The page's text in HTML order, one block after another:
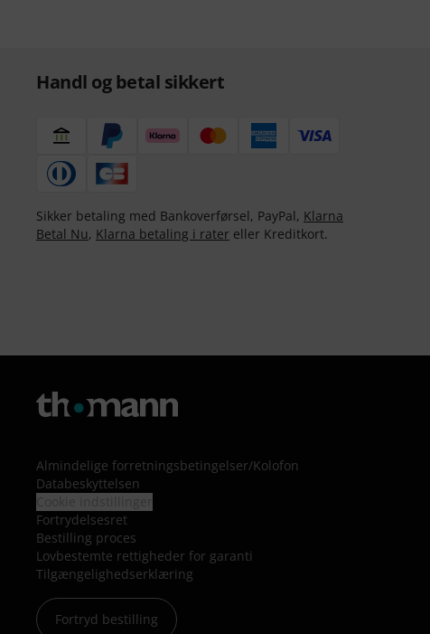
Handl og betal sikkert
Sikker betaling med Bankoverførsel, PayPal, Klarna
Betal Nu, Klarna betaling i rater eller Kreditkort.
Almindelige forretningsbetingelser/Kolofon
Databeskyttelsen
Fortrydelsesret
Bestilling proces
Lovbestemte rettigheder for garanti
Tilgængelighedserklæring
Fortryd bestilling